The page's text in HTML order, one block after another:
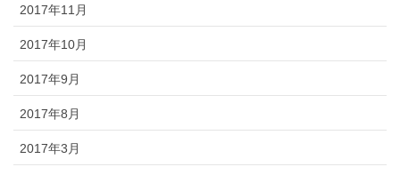
2017年11月
2017年10月
2017年9月
2017年8月
2017年3月